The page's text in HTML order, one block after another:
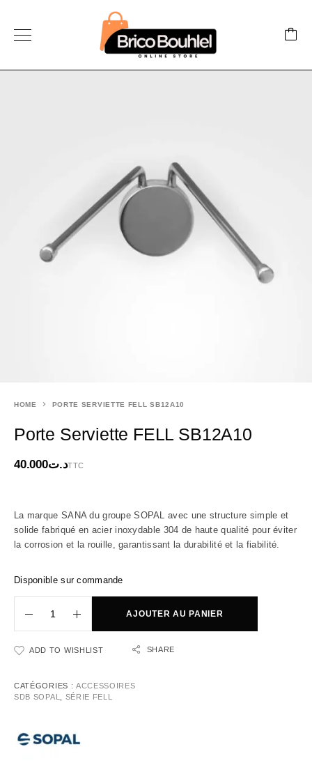
HOME PORTE SERVIETTE FELL SB12A10
Porte Serviette FELL SB12A10
د.ت40.000 TTC
La marque SANA du groupe SOPAL avec une structure simple et
solide fabriqué en acier inoxydable 304 de haute qualité pour éviter
la corrosion et la rouille, garantissant la durabilité et la fiabilité.
Disponible sur commande
AJOUTER AU PANIER
ADD TO WISHLIST SHARE
CATÉGORIES : ACCESSOIRES
SDB SOPAL
SÉRIE FELL